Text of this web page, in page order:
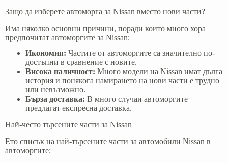
Защо да изберете автоморга за Nissan вместо нови части?
Има няколко основни причини, поради които много хора
предпочитат автоморгите за Nissan:
Икономия: Частите от автоморгите са значително по-
достъпни в сравнение с новите.
Висока наличност: Много модели на Nissan имат дълга
история и понякога намирането на нови части е трудно
или невъзможно.
Бърза доставка: В много случаи автоморгите
предлагат експресна доставка.
Най-често търсените части за Nissan
Ето списък на най-търсените части за автомобили Nissan в
автоморгите: